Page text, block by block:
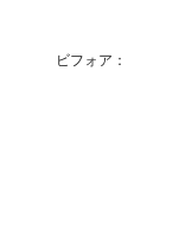
ビフォア：